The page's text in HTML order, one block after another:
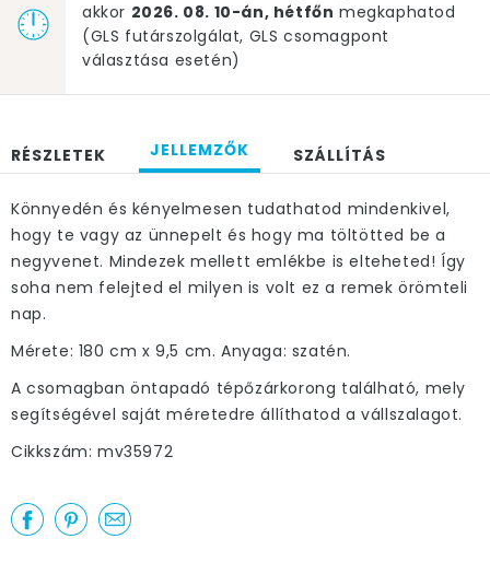
akkor 2026. 08. 10-án, hétfőn megkaphatod
(GLS futárszolgálat, GLS csomagpont
választása esetén)
RÉSZLETEK JELLEMZŐK SZÁLLÍTÁS
Könnyedén és kényelmesen tudathatod mindenkivel,
hogy te vagy az ünnepelt és hogy ma töltötted be a
negyvenet. Mindezek mellett emlékbe is elteheted! Így
soha nem felejted el milyen is volt ez a remek örömteli
nap.
Mérete: 180 cm x 9,5 cm. Anyaga: szatén.
A csomagban öntapadó tépőzárkorong található, mely
segítségével saját méretedre állíthatod a vállszalagot.
Cikkszám: mv35972